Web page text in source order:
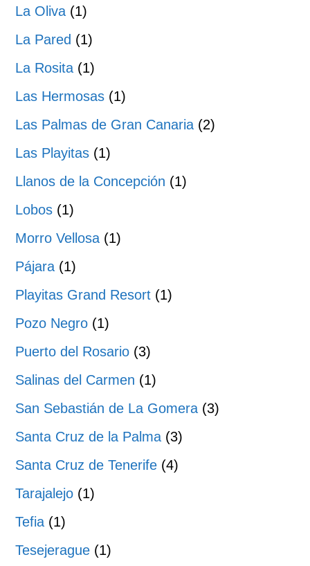
La Oliva (1)
La Pared (1)
La Rosita (1)
Las Hermosas (1)
Las Palmas de Gran Canaria (2)
Las Playitas (1)
Llanos de la Concepción (1)
Lobos (1)
Morro Vellosa (1)
Pájara (1)
Playitas Grand Resort (1)
Pozo Negro (1)
Puerto del Rosario (3)
Salinas del Carmen (1)
San Sebastián de La Gomera (3)
Santa Cruz de la Palma (3)
Santa Cruz de Tenerife (4)
Tarajalejo (1)
Tefia (1)
Tesejerague (1)